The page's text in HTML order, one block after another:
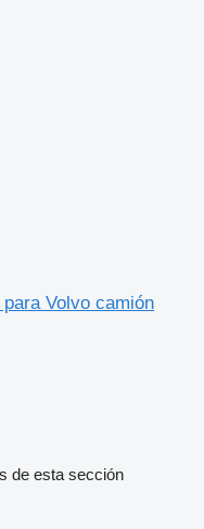
Volvo camión
de esta sección